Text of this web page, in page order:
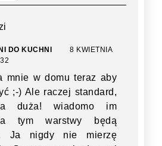
DO KUCHNI
8 KWIETNIA
mnie w domu teraz aby
;-) Ale raczej standard,
duża! wiadomo im
tym warstwy będą
Ja nigdy nie mierzę